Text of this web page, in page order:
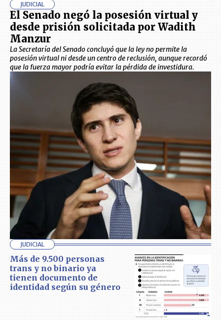
JUDICIAL
El Senado negó la posesión virtual y
desde prisión solicitada por Wadith
Manzur
La Secretaría del Senado concluyó que la ley no permite la
posesión virtual ni desde un centro de reclusión, aunque recordó
que la fuerza mayor podría evitar la pérdida de investidura.
JUDICIAL
Más de 9.500 personas
trans y no binario ya
tienen documento de
identidad según su género